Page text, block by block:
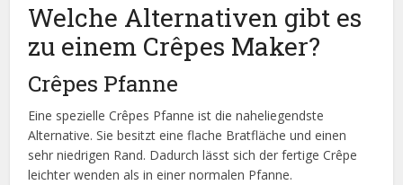
Welche Alternativen gibt es
zu einem Crêpes Maker?
Crêpes Pfanne
Eine spezielle Crêpes Pfanne ist die naheliegendste
Alternative. Sie besitzt eine flache Bratfläche und einen
sehr niedrigen Rand. Dadurch lässt sich der fertige Crêpe
leichter wenden als in einer normalen Pfanne.